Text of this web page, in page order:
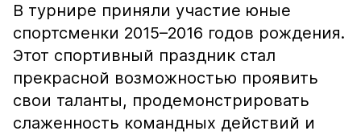
В турнире приняли участие юные
спортсменки 2015–2016 годов рождения.
Этот спортивный праздник стал
прекрасной возможностью проявить
свои таланты, продемонстрировать
слаженность командных действий и